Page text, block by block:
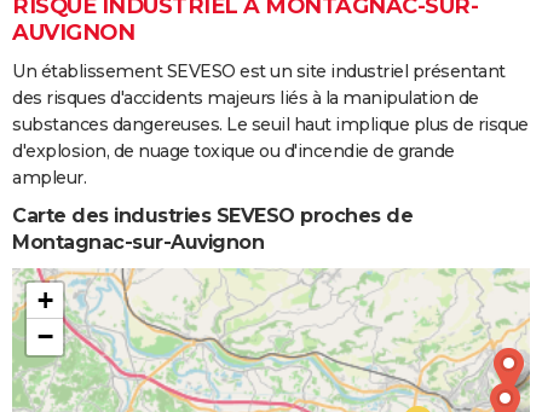
RISQUE INDUSTRIEL À MONTAGNAC-SUR-
AUVIGNON
Un établissement SEVESO est un site industriel présentant
des risques d'accidents majeurs liés à la manipulation de
substances dangereuses. Le seuil haut implique plus de risque
d'explosion, de nuage toxique ou d'incendie de grande
ampleur.
Carte des industries SEVESO proches de
Montagnac-sur-Auvignon
+
−